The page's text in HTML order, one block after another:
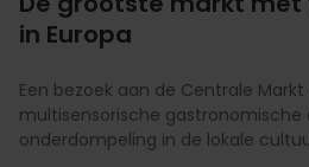
in Europa
Een bezoek aan de Centrale
multisensorische gastronomische
onderdompeling in de lokale